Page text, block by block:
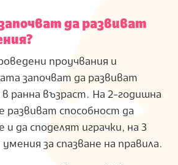
да развиват
проучвания и
започват да развиват
в ранна възраст. На 2-годишна
развиват способност да
и да споделят играчки, на 3
за спазване на правила.